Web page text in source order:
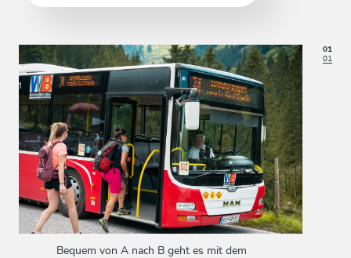
Bequem von A nach B geht es mit dem
01
01